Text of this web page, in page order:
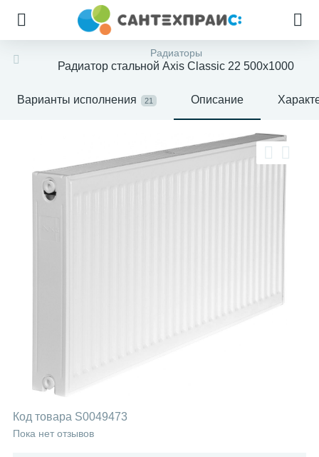
Радиаторы
Радиатор стальной Axis Classic 22 500х1000
Варианты исполнения 21 Описание
Код товара S0049473
Пока нет отзывов